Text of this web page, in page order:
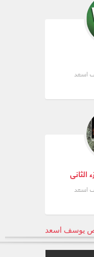
اسعد
الثانى
اسعد
يوسف اسعد